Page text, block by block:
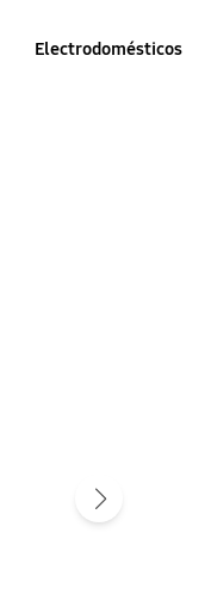
Electrodomésticos